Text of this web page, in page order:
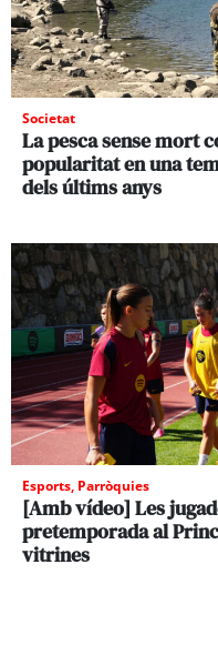
Societat
La pesca sense mort
popularitat en una
dels últims anys
Esports, Parròquies
[Amb vídeo] Les
pretemporada al
vitrines